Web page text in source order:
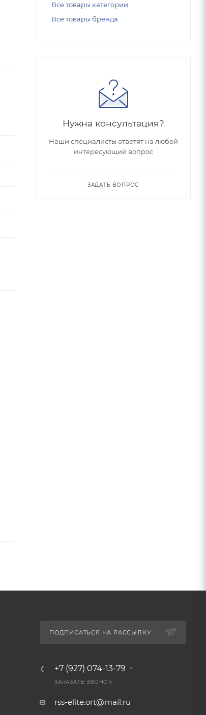
Все товары категории
Все товары бренда
Нужна консультация?
Наши специалисты ответят на любой
интересующий вопрос
ЗАДАТЬ ВОПРОС
ПОДПИСАТЬСЯ НА РАССЫЛКУ
+7 (927) 074-13-79
ЗАКАЗАТЬ ЗВОНОК
rss-elite.ort@mail.ru